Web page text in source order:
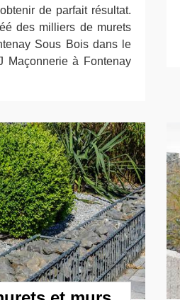
de parfait résultat.
des milliers de murets
Sous Bois dans le
Maçonnerie à Fontenay